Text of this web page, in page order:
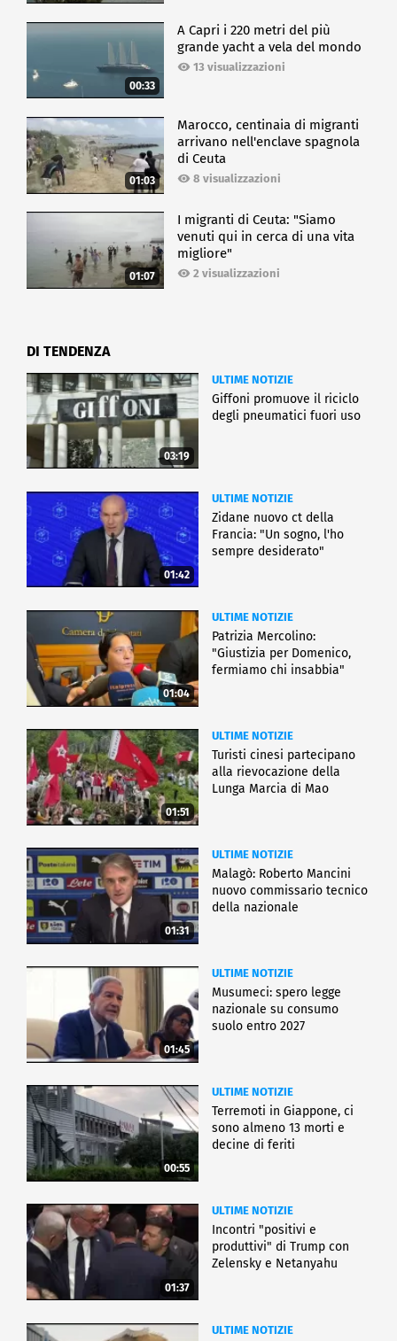
00:33
A Capri i 220 metri del più
grande yacht a vela del mondo
13 visualizzazioni
01:03
Marocco, centinaia di migranti
arrivano nell'enclave spagnola
di Ceuta
8 visualizzazioni
01:07
I migranti di Ceuta: "Siamo
venuti qui in cerca di una vita
migliore"
2 visualizzazioni
DI TENDENZA
03:19
ULTIME NOTIZIE
Giffoni promuove il riciclo
degli pneumatici fuori uso
01:42
ULTIME NOTIZIE
Zidane nuovo ct della
Francia: "Un sogno, l'ho
sempre desiderato"
01:04
ULTIME NOTIZIE
Patrizia Mercolino:
"Giustizia per Domenico,
fermiamo chi insabbia"
01:51
ULTIME NOTIZIE
Turisti cinesi partecipano
alla rievocazione della
Lunga Marcia di Mao
01:31
ULTIME NOTIZIE
Malagò: Roberto Mancini
nuovo commissario tecnico
della nazionale
01:45
ULTIME NOTIZIE
Musumeci: spero legge
nazionale su consumo
suolo entro 2027
00:55
ULTIME NOTIZIE
Terremoti in Giappone, ci
sono almeno 13 morti e
decine di feriti
01:37
ULTIME NOTIZIE
Incontri "positivi e
produttivi" di Trump con
Zelensky e Netanyahu
ULTIME NOTIZIE